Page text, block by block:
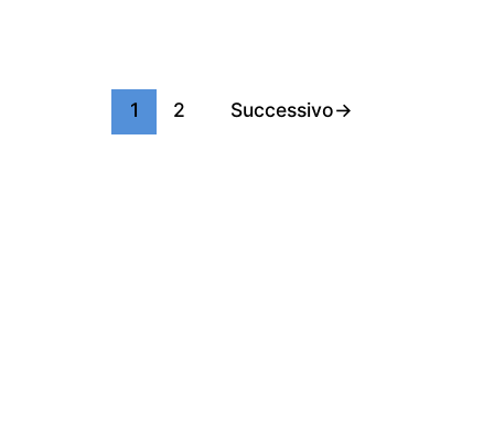
1 2 Successivo→